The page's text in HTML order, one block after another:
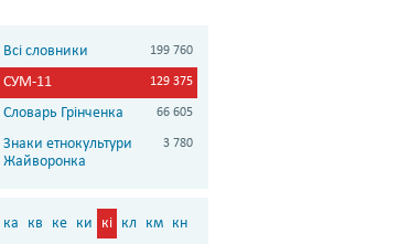
Всі словники 199 760
СУМ-11 129 375
Словарь Грінченка 66 605
Знаки етнокультури
Жайворонка
3 780
ка кв ке ки кі кл км кн